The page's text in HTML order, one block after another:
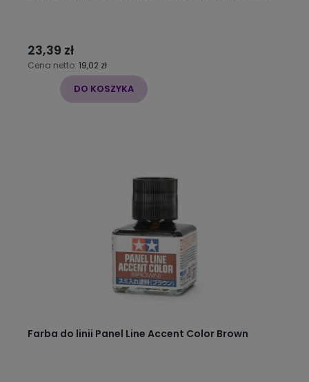
23,39 zł
Cena netto: 19,02 zł
DO KOSZYKA
Farba do linii Panel Line Accent Color Brown